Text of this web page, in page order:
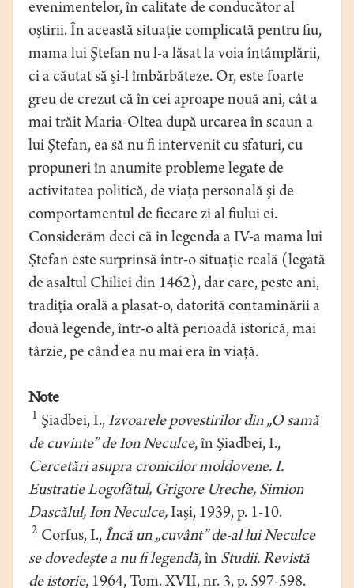
evenimentelor, în calitate de conducător al
oştirii. În această situaţie complicată pentru fiu,
mama lui Ştefan nu l-a lăsat la voia întâmplării,
ci a căutat să şi-l îmbărbăteze. Or, este foarte
greu de crezut că în cei aproape nouă ani, cât a
mai trăit Maria-Oltea după urcarea în scaun a
lui Ştefan, ea să nu fi intervenit cu sfaturi, cu
propuneri în anumite probleme legate de
activitatea politică, de viaţa personală şi de
comportamentul de fiecare zi al fiului ei.
Considerăm deci că în legenda a IV-a mama lui
Ştefan este surprinsă într-o situaţie reală (legată
de asaltul Chiliei din 1462), dar care, peste ani,
tradiţia orală a plasat-o, datorită contaminării a
două legende, într-o altă perioadă istorică, mai
târzie, pe când ea nu mai era în viaţă.
Note
1 Şiadbei, I.,Izvoarele povestirilor din „O samă
de cuvinte” de Ion Neculce, în Şiadbei, I.,
Cercetări asupra cronicilor moldovene. I.
Eustratie Logofătul, Grigore Ureche, Simion
Dascălul, Ion Neculce,Iaşi, 1939, p. 1-10.
2 Corfus, I.,Încă un „cuvânt” de-al lui Neculce
se dovedeşte a nu fi legendă, în Studii. Revistă
de istorie, 1964, Tom. XVII, nr. 3, p. 597-598.